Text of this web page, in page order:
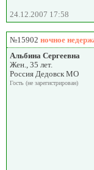
24.12.2007 17:58
№15902 ночное
Альбина Сергеевна
Жен., 35 лет.
Россия Дедовск МО
Гость (не зарегистрирован)